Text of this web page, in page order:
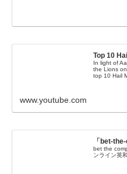
Top 10
In light of
the Lions
top 10 Hail
www.youtube.com
「bet-
bet the
ンライン英